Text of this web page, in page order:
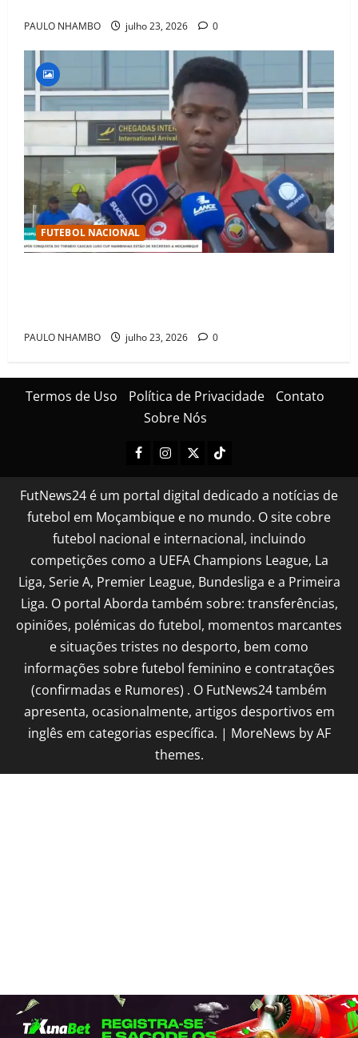
PAULO NHAMBO julho 23, 2026 0
FUTEBOL NACIONAL
PAULO NHAMBO julho 23, 2026 0
Termos de Uso Política de Privacidade
Contato
Sobre Nós
FutNews24 é um portal digital dedicado a notícias de
futebol em Moçambique e no mundo. O site cobre
futebol nacional e internacional, incluindo
competições como a UEFA Champions League, La
Liga, Serie A, Premier League, Bundesliga e a Primeira
Liga. O portal Aborda também sobre: transferências,
opiniões, polémicas do futebol, momentos marcantes
e situações tristes no desporto, bem como
informações sobre futebol feminino e contratações
(confirmadas e Rumores) . O FutNews24 também
apresenta, ocasionalmente, artigos desportivos em
inglês em categorias específica. | MoreNews by AF
themes.